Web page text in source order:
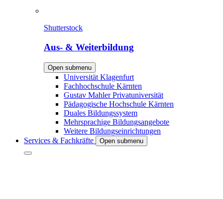
Shutterstock
Aus- & Weiterbildung
Open submenu
Universität Klagenfurt
Fachhochschule Kärnten
Gustav Mahler Privatuniversität
Pädagogische Hochschule Kärnten
Duales Bildungssystem
Mehrsprachige Bildungsangebote
Weitere Bildungseinrichtungen
Services & Fachkräfte
Open submenu